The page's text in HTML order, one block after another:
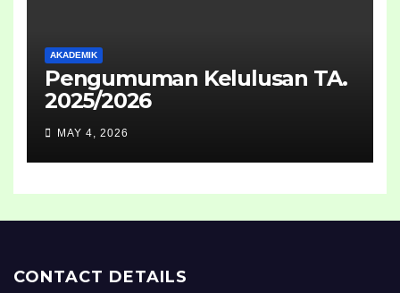
AKADEMIK
Pengumuman Kelulusan TA.
2025/2026
MAY 4, 2026
CONTACT DETAILS